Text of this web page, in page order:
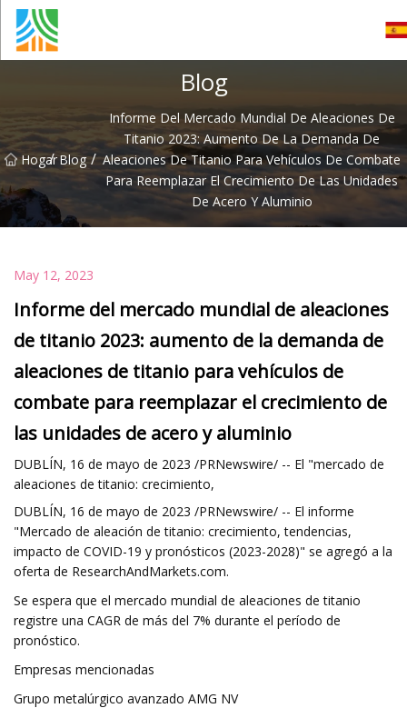
Blog
Hogar
/ Blog /
Informe Del Mercado Mundial De Aleaciones De
Titanio 2023: Aumento De La Demanda De
Aleaciones De Titanio Para Vehículos De Combate
Para Reemplazar El Crecimiento De Las Unidades
De Acero Y Aluminio
May 12, 2023
Informe del mercado mundial de aleaciones
de titanio 2023: aumento de la demanda de
aleaciones de titanio para vehículos de
combate para reemplazar el crecimiento de
las unidades de acero y aluminio
DUBLÍN, 16 de mayo de 2023 /PRNewswire/ -- El "mercado de
aleaciones de titanio: crecimiento,
DUBLÍN, 16 de mayo de 2023 /PRNewswire/ -- El informe
"Mercado de aleación de titanio: crecimiento, tendencias,
impacto de COVID-19 y pronósticos (2023-2028)" se agregó a la
oferta de ResearchAndMarkets.com.
Se espera que el mercado mundial de aleaciones de titanio
registre una CAGR de más del 7% durante el período de
pronóstico.
Empresas mencionadas
Grupo metalúrgico avanzado AMG NV